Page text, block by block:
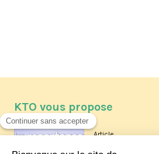
KTO vous propose
Article
Les reportages